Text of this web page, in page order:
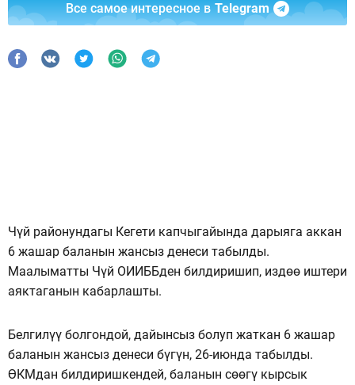
Все самое интересное в Telegram
Чүй районундагы Кегети капчыгайында дарыяга аккан
6 жашар баланын жансыз денеси табылды.
Маалыматты Чүй ОИИББден билдиришип, издөө иштери
аяктаганын кабарлашты.
Белгилүү болгондой, дайынсыз болуп жаткан 6 жашар
баланын жансыз денеси бүгүн, 26-июнда табылды.
ӨКМдан билдиришкендей, баланын сөөгү кырсык